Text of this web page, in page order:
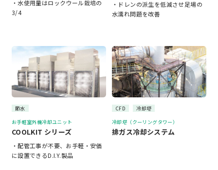
・水使用量はロックウール栽培の
3/4
・ドレンの派生を低減させ足場の
水濡れ問題を改善
節水
お手軽室外機冷却ユニット
COOLKIT シリーズ
・配管工事が不要、お手軽・安価
に設置できるD.I.Y.製品
CFD
冷却塔
冷却塔（クーリングタワー）
排ガス冷却システム